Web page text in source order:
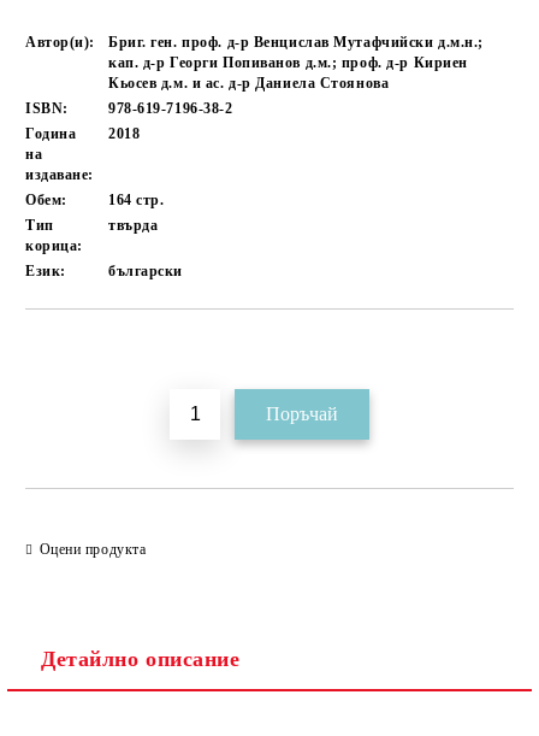
Автор(и):
Бриг. ген. проф. д-р Венцислав Мутафчийски д.м.н.;
кап. д-р Георги Попиванов д.м.; проф. д-р Кириен
Кьосев д.м. и ас. д-р Даниела Стоянова
ISBN:
978-619-7196-38-2
Година
на
издаване:
2018
Обем: 164стр.
Тип
корица:
твърда
Език: български
Оцени продукта
Детайлно описание